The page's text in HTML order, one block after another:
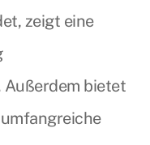
zeigt eine
Außerdem bietet